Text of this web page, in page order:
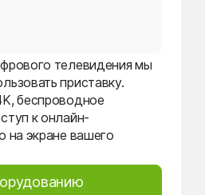
телевидения мы
приставку.
беспроводное
к онлайн-
на экране вашего